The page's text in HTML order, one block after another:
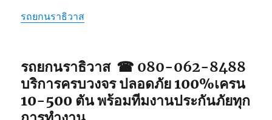
รถยกนราธิวาส
รถยกนราธิวาส ☎ 080-062-8488
บริการครบวงจร ปลอดภัย 100%เครน
10-500 ตัน พร้อมทีมงานประกันภัยทุก